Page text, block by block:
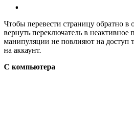
Чтобы перевести страницу обратно
вернуть переключатель в неактивное
манипуляции не повлияют на доступ
на аккаунт.
С компьютера